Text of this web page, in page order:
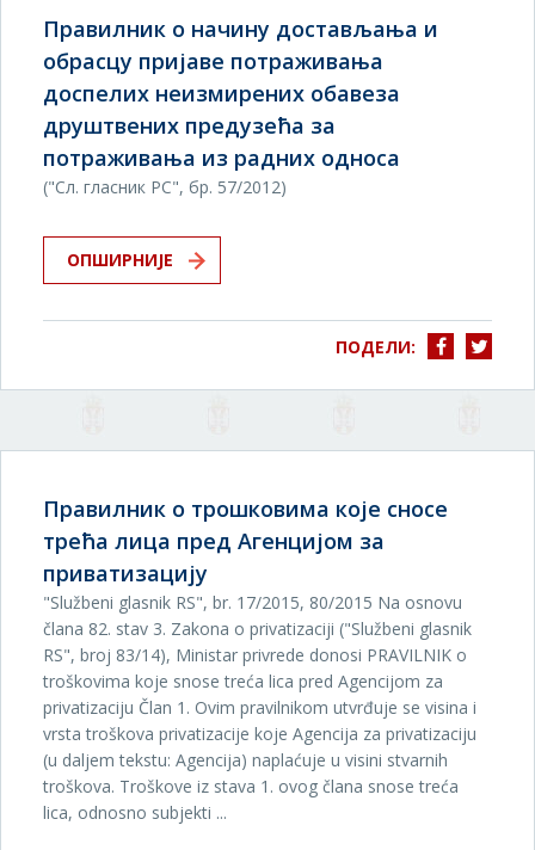
Правилник о начину достављања и
обрасцу пријаве потраживања
доспелих неизмирених обавеза
друштвених предузећа за
потраживања из радних односа
("Сл. гласник РС", бр. 57/2012)
ОПШИРНИЈЕ
ПОДЕЛИ:
Правилник о трошковима које сносе
трећа лица пред Агенцијом за
приватизацију
"Službeni glasnik RS", br. 17/2015, 80/2015 Na osnovu
člana 82. stav 3. Zakona o privatizaciji ("Službeni glasnik
RS", broj 83/14), Ministar privrede donosi PRAVILNIK o
troškovima koje snose treća lica pred Agencijom za
privatizaciju Član 1. Ovim pravilnikom utvrđuje se visina i
vrsta troškova privatizacije koje Agencija za privatizaciju
(u daljem tekstu: Agencija) naplaćuje u visini stvarnih
troškova. Troškove iz stava 1. ovog člana snose treća
lica, odnosno subjekti ...